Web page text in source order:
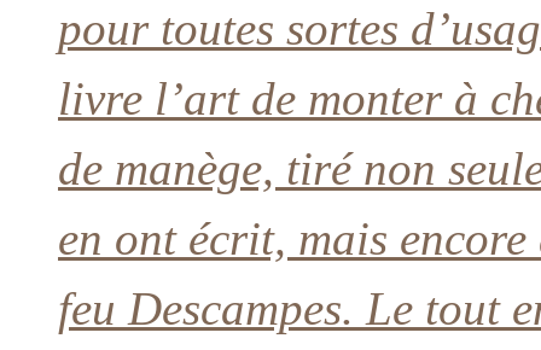
pour toutes sortes
livre l’art de monter à
de manège, tiré non
en ont écrit, mais
feu Descampes. Le tout